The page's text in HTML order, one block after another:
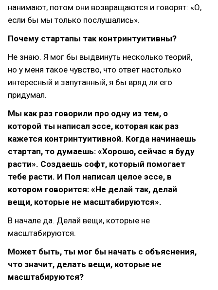
нанимают, потом они возвращаются и говорят: «О,
если бы мы только послушались».
Почему стартапы так контринтуитивны?
Не знаю. Я мог бы выдвинуть несколько теорий,
но у меня такое чувство, что ответ настолько
интересный и запутанный, я бы вряд ли его
придумал.
Мы как раз говорили про одну из тем, о
которой ты написал эссе, которая как раз
кажется контринтуитивной. Когда начинаешь
стартап, то думаешь: «Хорошо, сейчас я буду
расти». Создаешь софт, который помогает
тебе расти. И Пол написал целое эссе, в
котором говорится: «Не делай так, делай
вещи, которые не масштабируются».
В начале да. Делай вещи, которые не
масштабируются.
Может быть, ты мог бы начать с объяснения,
что значит, делать вещи, которые не
масштабируются?